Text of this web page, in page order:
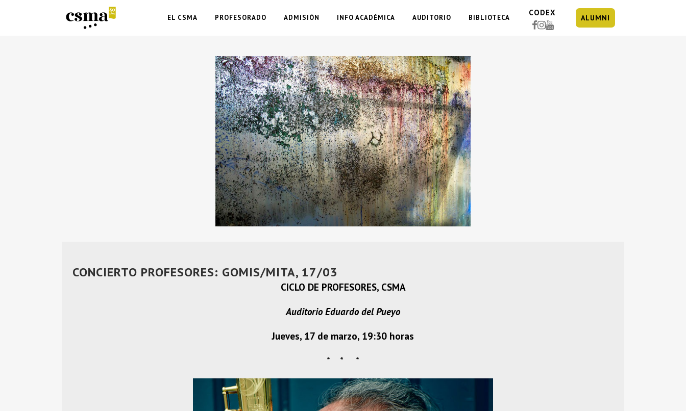
EL CSMA PROFESORADO ADMISIÓN INFO ACADÉMICA AUDITORIO BIBLIOTECA
CODEX
ALUMNI
CONCIERTO PROFESORES: GOMIS/MITA, 17/03
CICLO DE PROFESORES, CSMA
Auditorio Eduardo del Pueyo
Jueves, 17 de marzo, 19:30 horas
* * *